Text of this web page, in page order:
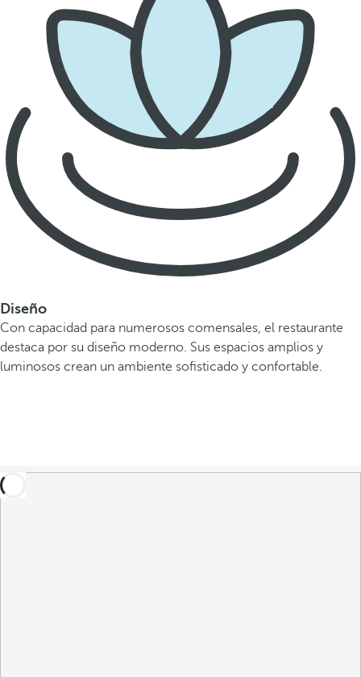
Diseño
Con capacidad para numerosos comensales, el restaurante
destaca por su diseño moderno. Sus espacios amplios y
luminosos crean un ambiente sofisticado y confortable.